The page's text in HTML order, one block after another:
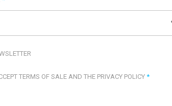
TERMS OF SALE AND THE PRIVACY POLICY *